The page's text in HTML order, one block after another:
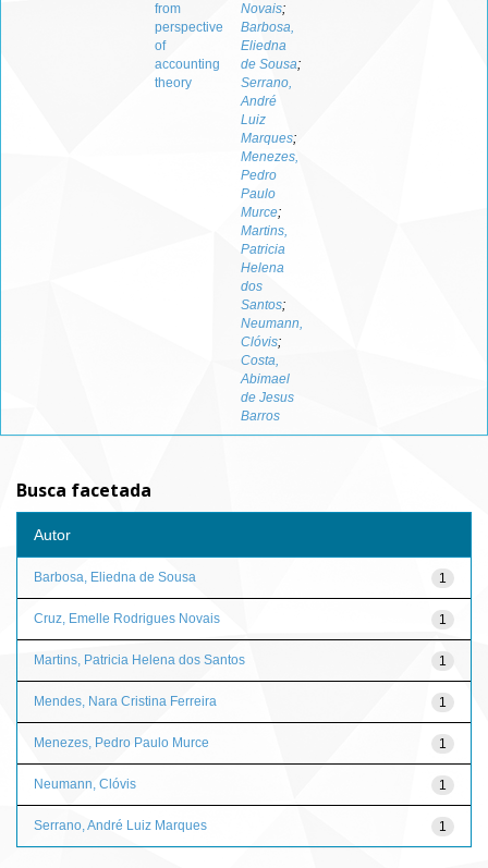
from
perspective
of
accounting
theory
Novais;
Barbosa,
Eliedna
de Sousa;
Serrano,
André
Luiz
Marques;
Menezes,
Pedro
Paulo
Murce;
Martins,
Patricia
Helena
dos
Santos;
Neumann,
Clóvis;
Costa,
Abimael
de Jesus
Barros
Busca facetada
Autor
1
Barbosa, Eliedna de Sousa
1
Cruz, Emelle Rodrigues Novais
1
Martins, Patricia Helena dos Santos
1
Mendes, Nara Cristina Ferreira
1
Menezes, Pedro Paulo Murce
1
Neumann, Clóvis
1
Serrano, André Luiz Marques